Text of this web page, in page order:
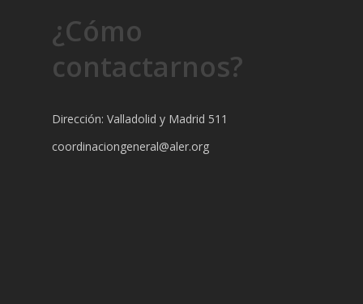
¿Cómo
contactarnos?
Dirección: Valladolid y Madrid 511
coordinaciongeneral@aler.org